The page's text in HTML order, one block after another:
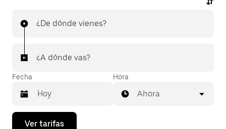
¿De dónde vienes?
¿A dónde vas?
Fecha
Presiona
Hora
Ahora
Ver tarifas